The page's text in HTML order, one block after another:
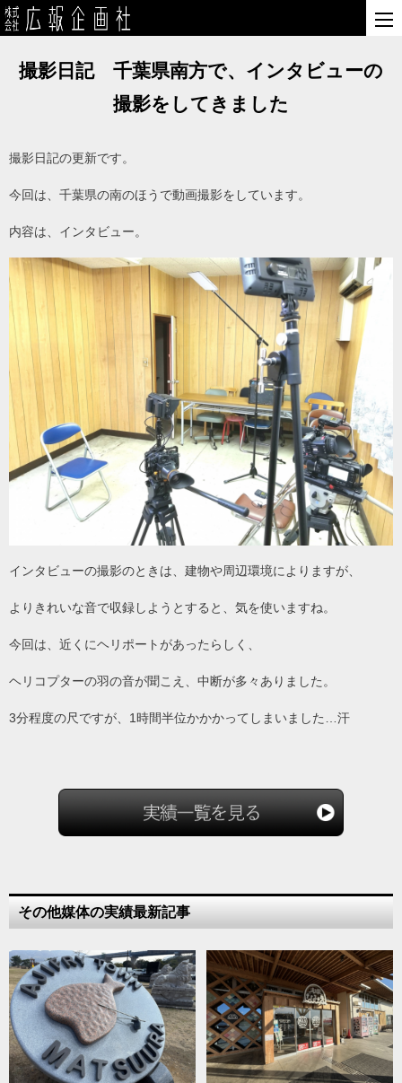
撮影日記 千葉県南方で、インタビューの
撮影をしてきました
撮影日記の更新です。
今回は、千葉県の南のほうで動画撮影をしています。
内容は、インタビュー。
インタビューの撮影のときは、建物や周辺環境によりますが、
よりきれいな音で収録しようとすると、気を使いますね。
今回は、近くにヘリポートがあったらしく、
ヘリコプターの羽の音が聞こえ、中断が多々ありました。
3分程度の尺ですが、1時間半位かかかってしまいました…汗
その他媒体の実績最新記事